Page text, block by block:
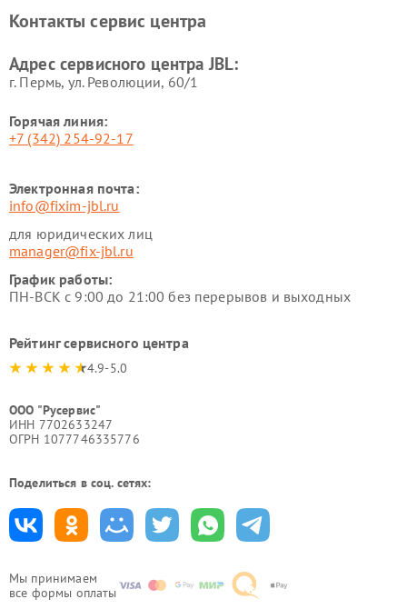
Мы принимаем
все формы оплаты
Контакты сервис центра
Адрес сервисного центра JBL:
г. Пермь, ул. ​Революции, 60/1
Горячая линия:
+7 (342) 254-92-17
Электронная почта:
info@fixim-jbl.ru
для юридических лиц
manager@fix-jbl.ru
График работы:
ПН-ВСК с 9:00 до 21:00 без перерывов и выходных
Рейтинг сервисного центра
4.9-5.0
ООО "Русервис"
ИНН 7702633247
ОГРН 1077746335776
Поделиться в соц. сетях: